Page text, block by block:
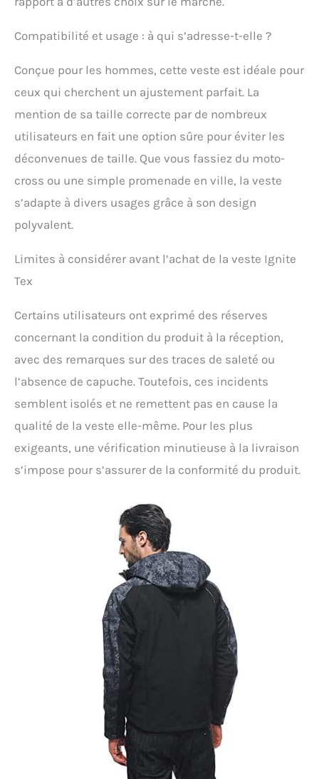
Compatibilité et usage : à qui s’adresse-t-elle ?
Conçue pour les hommes, cette veste est idéale pour
ceux qui cherchent un ajustement parfait. La
mention de sa taille correcte par de nombreux
utilisateurs en fait une option sûre pour éviter les
déconvenues de taille. Que vous fassiez du moto-
cross ou une simple promenade en ville, la veste
s’adapte à divers usages grâce à son design
polyvalent.
Limites à considérer avant l’achat de la veste Ignite
Tex
Certains utilisateurs ont exprimé des réserves
concernant la condition du produit à la réception,
avec des remarques sur des traces de saleté ou
l’absence de capuche. Toutefois, ces incidents
semblent isolés et ne remettent pas en cause la
qualité de la veste elle-même. Pour les plus
exigeants, une vérification minutieuse à la livraison
s’impose pour s’assurer de la conformité du produit.